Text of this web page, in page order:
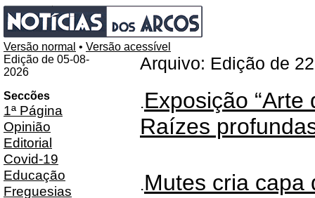
Versão normal • Versão acessível
Edição de 05-08-
2026
Seccões
1ª Página
Opinião
Editorial
Covid-19
Educação
Freguesias
Arquivo: Edição de
.Exposição
Raízes
.Mutes cria capa